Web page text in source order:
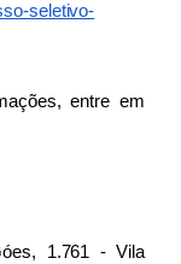
seletivo-
entre em
1.761 - Vila